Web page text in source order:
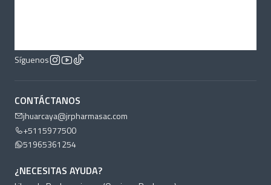
Síguenos
CONTÁCTANOS
jhuarcaya@jrpharmasac.com
+5115977500
51965361254
¿NECESITAS AYUDA?